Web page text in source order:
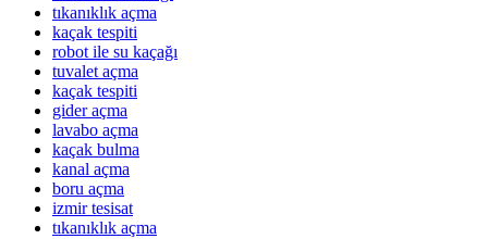
tıkanıklık açma
kaçak tespiti
robot ile su kaçağı
tuvalet açma
kaçak tespiti
gider açma
lavabo açma
kaçak bulma
kanal açma
boru açma
izmir tesisat
tıkanıklık açma